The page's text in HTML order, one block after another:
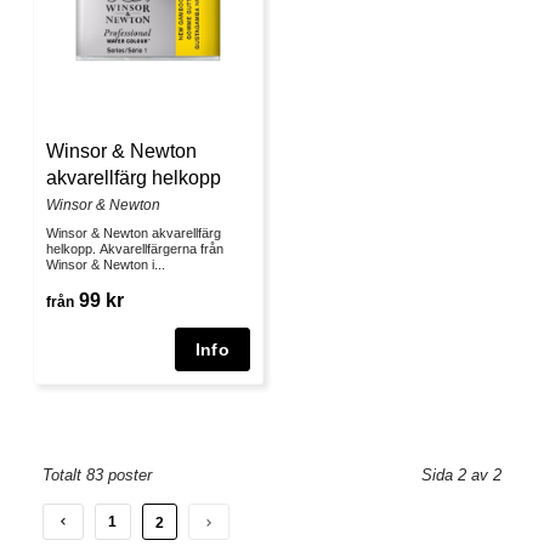
Winsor & Newton
akvarellfärg helkopp
Winsor & Newton
Winsor & Newton akvarellfärg
helkopp. Akvarellfärgerna från
Winsor & Newton i...
från 99 kr
Totalt 83 poster Sida 2 av 2
1 2